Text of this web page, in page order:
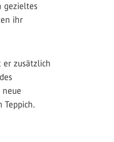
gezieltes
ihr
er zusätzlich
neue